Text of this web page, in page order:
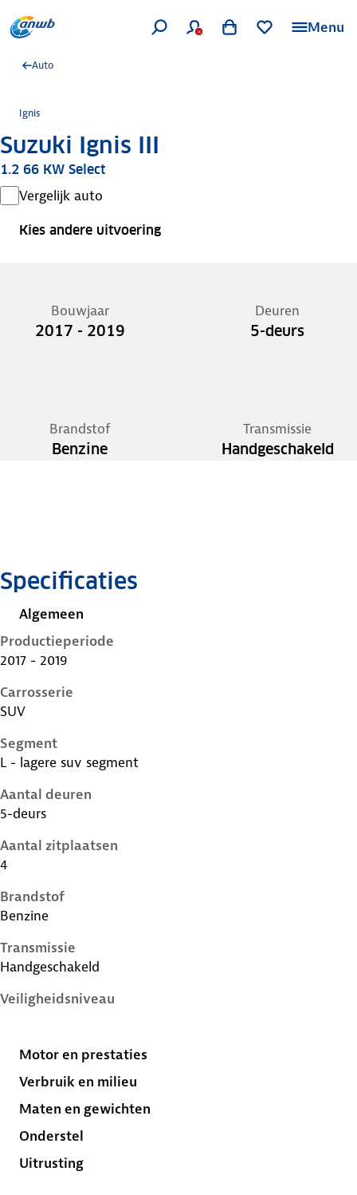
Menu
Auto
Ignis
Suzuki Ignis III
1.2 66 KW Select
Vergelijk auto
Kies andere uitvoering
Bouwjaar
2017 - 2019
Deuren
5-deurs
Brandstof
Benzine
Transmissie
Handgeschakeld
Specificaties
Algemeen
Productieperiode
2017 - 2019
Carrosserie
SUV
Segment
L - lagere suv segment
Aantal deuren
5-deurs
Aantal zitplaatsen
4
Brandstof
Benzine
Transmissie
Handgeschakeld
Veiligheidsniveau
Motor en prestaties
Verbruik en milieu
Maten en gewichten
Onderstel
Uitrusting